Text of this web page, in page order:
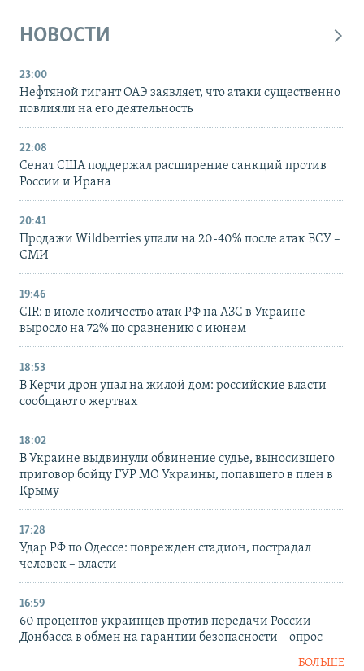
НОВОСТИ
23:00
Нефтяной гигант ОАЭ заявляет, что атаки существенно
повлияли на его деятельность
22:08
Сенат США поддержал расширение санкций против
России и Ирана
20:41
Продажи Wildberries упали на 20-40% после атак ВСУ –
СМИ
19:46
CIR: в июле количество атак РФ на АЗС в Украине
выросло на 72% по сравнению с июнем
18:53
В Керчи дрон упал на жилой дом: российские власти
сообщают о жертвах
18:02
В Украине выдвинули обвинение судье, выносившего
приговор бойцу ГУР МО Украины, попавшего в плен в
Крыму
17:28
Удар РФ по Одессе: поврежден стадион, пострадал
человек – власти
16:59
60 процентов украинцев против передачи России
Донбасса в обмен на гарантии безопасности – опрос
БОЛЬШЕ